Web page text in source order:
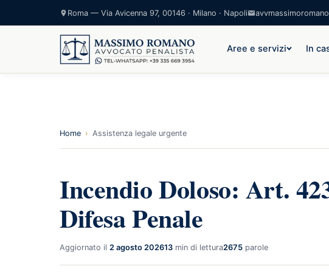
Roma — Via Avicenna 97, 00146 · Milano · Napoli
Aree e servizi In
Home › Assistenza legale urgente
Incendio Doloso: Art.
Difesa Penale
Aggiornato il 2 agosto 202613 min di lettura2675 parole